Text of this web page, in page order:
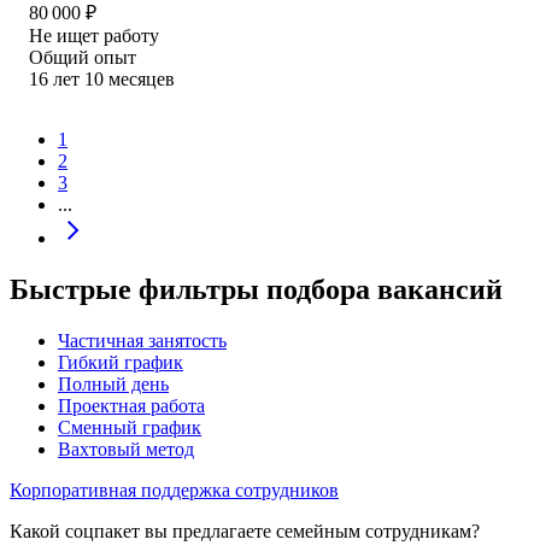
80 000 ₽
Не ищет работу
Общий опыт
16 лет 10 месяцев
1
2
3
...
Быстрые фильтры подбора вакансий
Частичная занятость
Гибкий график
Полный день
Проектная работа
Сменный график
Вахтовый метод
Корпоративная поддержка сотрудников
Какой соцпакет вы предлагаете семейным сотрудникам?